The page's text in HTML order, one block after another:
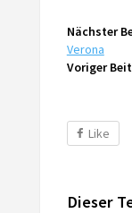
Nächster
Verona
Voriger
Like
Dieser